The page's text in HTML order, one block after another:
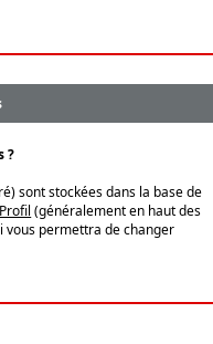
?
sont stockées dans la base de
Profil (généralement en haut des
vous permettra de changer